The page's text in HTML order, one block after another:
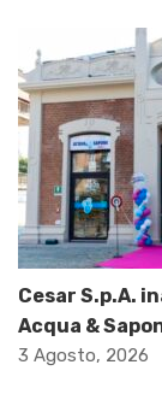
Cesar S.p.A.
Acqua &
3 Agosto, 2026